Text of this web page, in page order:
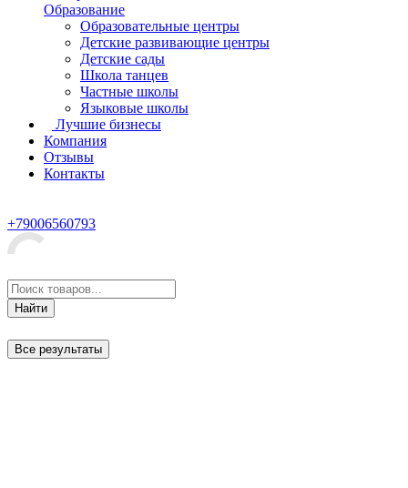
Образование
Образовательные центры
Детские развивающие центры
Детские сады
Школа танцев
Частные школы
Языковые школы
Лучшие бизнесы
Компания
Отзывы
Контакты
+79006560793
Найти
Все результаты